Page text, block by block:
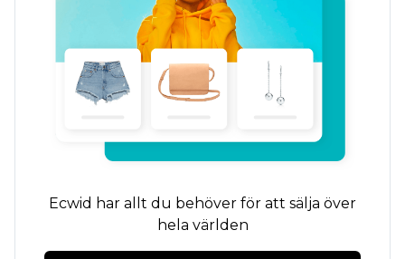
Ecwid har allt du behöver för att sälja över
hela världen